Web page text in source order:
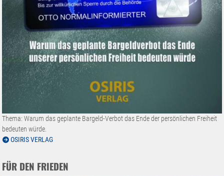
Thema: Warum das geplante Bargeld-Verbot das Ende der persönlichen Freiheit
bedeuten würde.
OSIRIS VERLAG
FÜR DEN FRIEDEN